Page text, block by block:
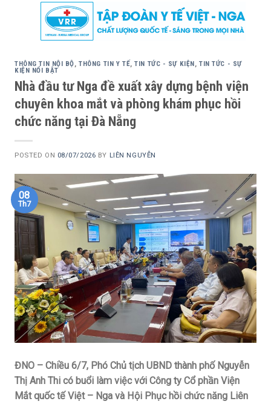
THÔNG TIN NỘI BỘ,THÔNG TIN Y TẾ,TIN TỨC - SỰ KIỆN,TIN TỨC - SỰ
KIỆN NỔI BẬT
Nhà đầu tư Nga đề xuất xây dựng bệnh viện
chuyên khoa mắt và phòng khám phục hồi
chức năng tại Đà Nẵng
POSTED ON 08/07/2026 BY LIÊN NGUYỄN
08
Th7
ĐNO – Chiều 6/7, Phó Chủ tịch UBND thành phố Nguyễn
Thị Anh Thi có buổi làm việc với Công ty Cổ phần Viện
Mắt quốc tế Việt – Nga và Hội Phục hồi chức năng Liên